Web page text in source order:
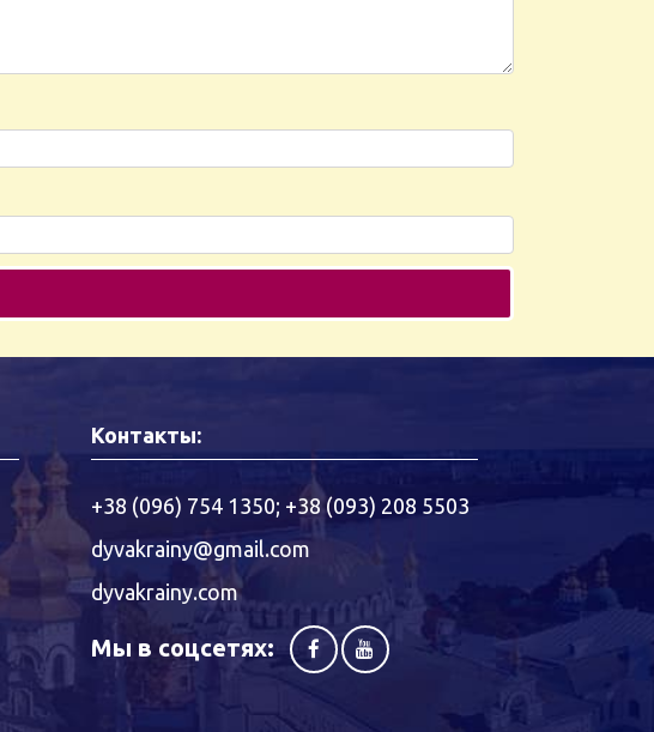
Контакты:
+38 (096) 754 1350; +38 (093) 208 5503
dyvakrainy@gmail.com
dyvakrainy.com
Мы в соцсетях: